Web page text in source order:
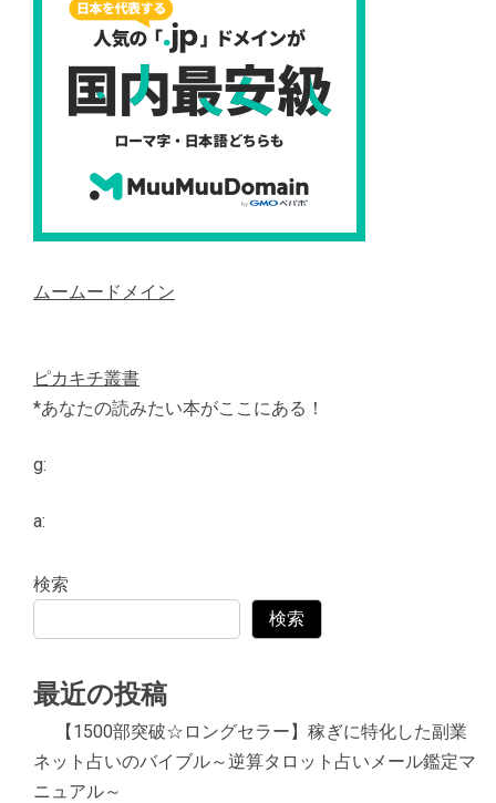
ムームードメイン
ピカキチ叢書
*あなたの読みたい本がここにある！
g:
a:
検索
検索
最近の投稿
【1500部突破☆ロングセラー】稼ぎに特化した副業
ネット占いのバイブル～逆算タロット占いメール鑑定マ
ニュアル～